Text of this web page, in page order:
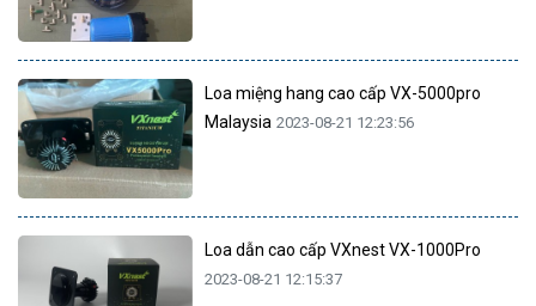
Loa miệng hang cao cấp VX-5000pro
Malaysia 2023-08-21 12:23:56
Loa dẫn cao cấp VXnest VX-1000Pro
2023-08-21 12:15:37